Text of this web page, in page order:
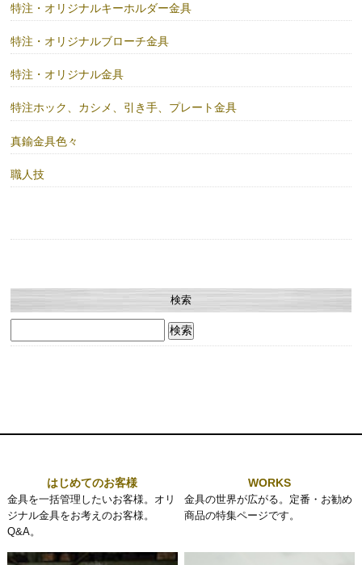
特注・オリジナルキーホルダー金具
特注・オリジナルブローチ金具
特注・オリジナル金具
特注ホック、カシメ、引き手、プレート金具
真鍮金具色々
職人技
検索
索:
はじめてのお客様
金具を一括管理したいお客様。オリ
ジナル金具をお考えのお客様。
Q&A。
WORKS
金具の世界が広がる。定番・お勧め
商品の特集ページです。